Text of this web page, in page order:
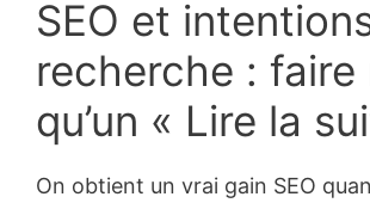
SEO et
recherche : faire
qu’un « Lire la
On obtient un vrai gain SEO